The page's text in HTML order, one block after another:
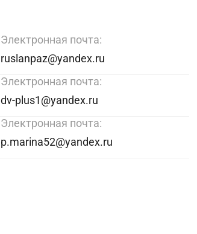
Электронная почта:
ruslanpaz@yandex.ru
Электронная почта:
dv-plus1@yandex.ru
Электронная почта:
p.marina52@yandex.ru